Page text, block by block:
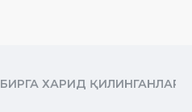
БИРГА ХАРИД ҚИЛИНГАНЛАР